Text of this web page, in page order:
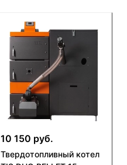
10 150 руб.
Твердотопливный котел